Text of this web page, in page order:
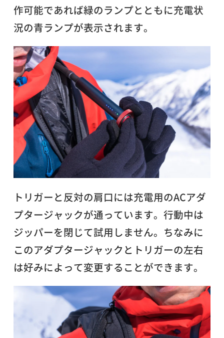
作可能であれば緑のランプとともに充電状
況の青ランプが表示されます。
トリガーと反対の肩口には充電用のACアダ
プタージャックが通っています。行動中は
ジッパーを閉じて試用しません。ちなみに
このアダプタージャックとトリガーの左右
は好みによって変更することができます。